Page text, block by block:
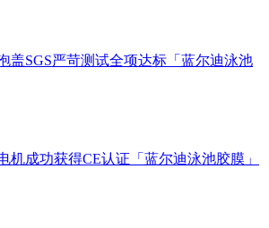
盖SGS严苛测试全项达标「蓝尔迪泳池
机成功获得CE认证「蓝尔迪泳池胶膜」